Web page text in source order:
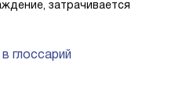
затрачивается
глоссарий